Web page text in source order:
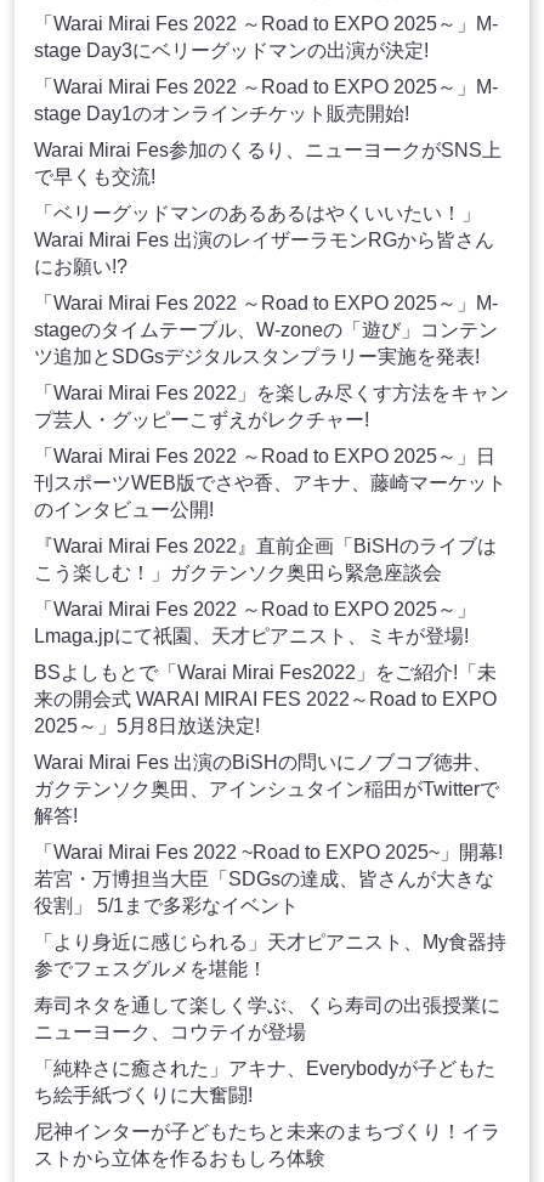
「Warai Mirai Fes 2022 ～Road to EXPO 2025～」M-
stage Day3にベリーグッドマンの出演が決定!
「Warai Mirai Fes 2022 ～Road to EXPO 2025～」M-
stage Day1のオンラインチケット販売開始!
Warai Mirai Fes参加のくるり、ニューヨークがSNS上
で早くも交流!
「ベリーグッドマンのあるあるはやくいいたい！」
Warai Mirai Fes 出演のレイザーラモンRGから皆さん
にお願い!?
「Warai Mirai Fes 2022 ～Road to EXPO 2025～」M-
stageのタイムテーブル、W-zoneの「遊び」コンテン
ツ追加とSDGsデジタルスタンプラリー実施を発表!
「Warai Mirai Fes 2022」を楽しみ尽くす方法をキャン
プ芸人・グッピーこずえがレクチャー!
「Warai Mirai Fes 2022 ～Road to EXPO 2025～」日
刊スポーツWEB版でさや香、アキナ、藤崎マーケット
のインタビュー公開!
『Warai Mirai Fes 2022』直前企画「BiSHのライブは
こう楽しむ！」ガクテンソク奥田ら緊急座談会
「Warai Mirai Fes 2022 ～Road to EXPO 2025～」
Lmaga.jpにて祇園、天才ピアニスト、ミキが登場!
BSよしもとで「Warai Mirai Fes2022」をご紹介!「未
来の開会式 WARAI MIRAI FES 2022～Road to EXPO
2025～」5月8日放送決定!
Warai Mirai Fes 出演のBiSHの問いにノブコブ徳井、
ガクテンソク奥田、アインシュタイン稲田がTwitterで
解答!
「Warai Mirai Fes 2022 ~Road to EXPO 2025~」開幕!
若宮・万博担当大臣「SDGsの達成、皆さんが大きな
役割」 5/1まで多彩なイベント
「より身近に感じられる」天才ピアニスト、My食器持
参でフェスグルメを堪能！
寿司ネタを通して楽しく学ぶ、くら寿司の出張授業に
ニューヨーク、コウテイが登場
「純粋さに癒された」アキナ、Everybodyが子どもた
ち絵手紙づくりに大奮闘!
尼神インターが子どもたちと未来のまちづくり！イラ
ストから立体を作るおもしろ体験